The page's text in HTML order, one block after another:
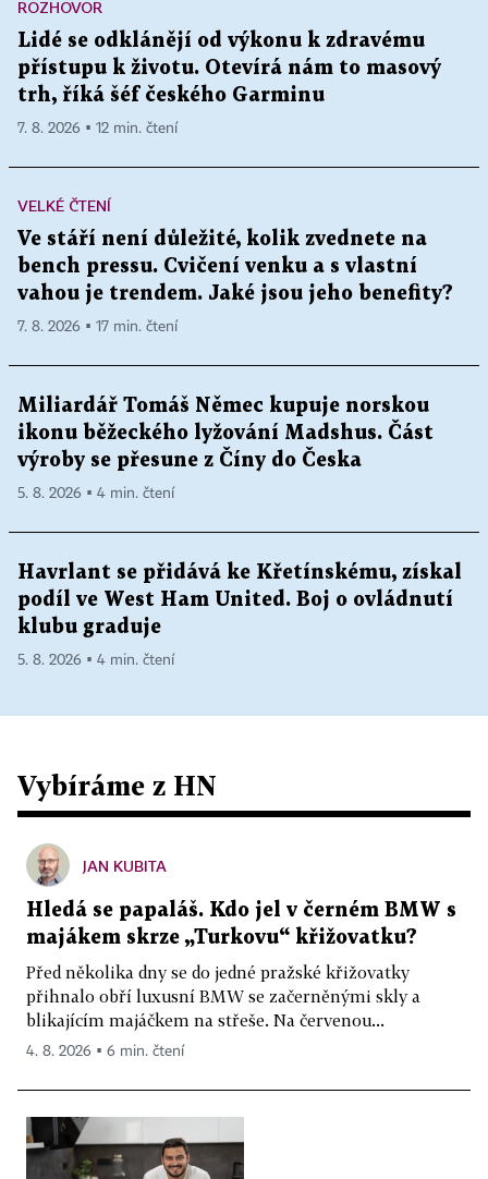
ROZHOVOR
Lidé se odklánějí od výkonu k zdravému
přístupu k životu. Otevírá nám to masový
trh, říká šéf českého Garminu
7. 8. 2026 ▪ 12 min. čtení
VELKÉ ČTENÍ
Ve stáří není důležité, kolik zvednete na
bench pressu. Cvičení venku a s vlastní
vahou je trendem. Jaké jsou jeho benefity?
7. 8. 2026 ▪ 17 min. čtení
Miliardář Tomáš Němec kupuje norskou
ikonu běžeckého lyžování Madshus. Část
výroby se přesune z Číny do Česka
5. 8. 2026 ▪ 4 min. čtení
Havrlant se přidává ke Křetínskému, získal
podíl ve West Ham United. Boj o ovládnutí
klubu graduje
5. 8. 2026 ▪ 4 min. čtení
Vybíráme z HN
JAN KUBITA
Hledá se papaláš. Kdo jel v černém BMW s
majákem skrze „Turkovu“ křižovatku?
Před několika dny se do jedné pražské křižovatky
přihnalo obří luxusní BMW se začerněnými skly a
blikajícím majáčkem na střeše. Na červenou...
4. 8. 2026 ▪ 6 min. čtení